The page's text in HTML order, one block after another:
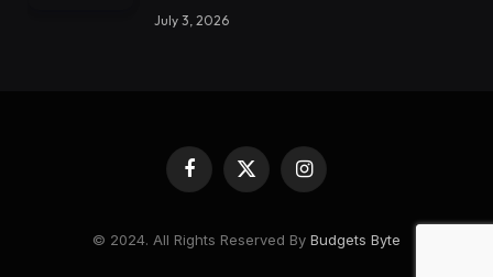
July 3, 2026
Facebook
X
Instagram
© 2024. All Rights Reserved By Budgets Byte